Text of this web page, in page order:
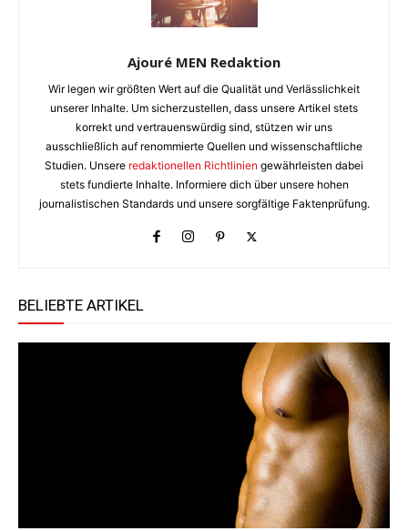
Ajouré MEN Redaktion
Wir legen wir größten Wert auf die Qualität und Verlässlichkeit
unserer Inhalte. Um sicherzustellen, dass unsere Artikel stets
korrekt und vertrauenswürdig sind, stützen wir uns
ausschließlich auf renommierte Quellen und wissenschaftliche
Studien. Unsere redaktionellen Richtlinien gewährleisten dabei
stets fundierte Inhalte. Informiere dich über unsere hohen
journalistischen Standards und unsere sorgfältige Faktenprüfung.
BELIEBTE ARTIKEL